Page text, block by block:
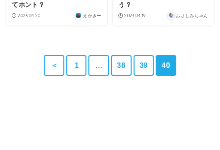
てホント？
2023.04.20 えかきー
う？
2023.04.19 おさしみちゃん
＜ 1 … 38 39 40